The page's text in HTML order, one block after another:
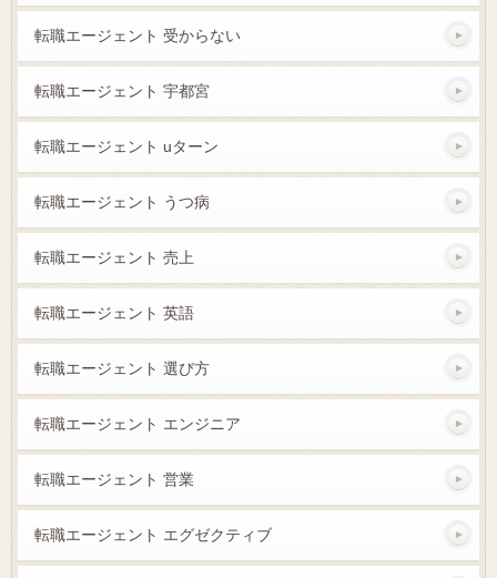
転職エージェント 受からない
転職エージェント 宇都宮
転職エージェント uターン
転職エージェント うつ病
転職エージェント 売上
転職エージェント 英語
転職エージェント 選び方
転職エージェント エンジニア
転職エージェント 営業
転職エージェント エグゼクティブ